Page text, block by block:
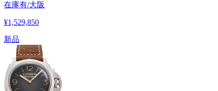
在庫有/大阪
¥1,529,850
新品